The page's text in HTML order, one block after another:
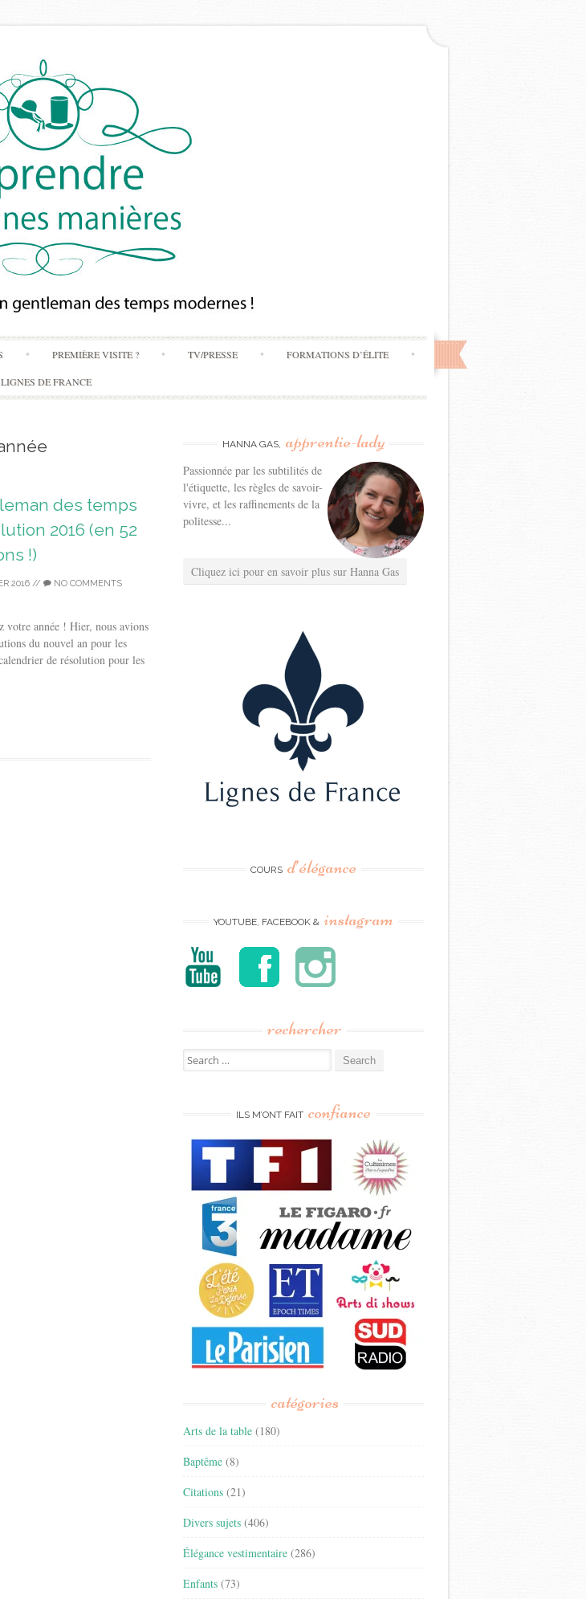
Skip
to
content
PREMIÈRE VISITE ? TV/PRESSE FORMATIONS D’ÉLITE
LIGNES DE FRANCE
des temps
2016 (en 52
!)
2016 // NO COMMENTS
votre année ! Hier, nous avions
du nouvel an pour les
de résolution pour les
HANNA GAS, apprentie-lady
Passionnée par les subtilités de
l'étiquette, les règles de savoir-
vivre, et les raffinements de la
politesse...
Cliquez ici pour en savoir plus sur Hanna Gas
COURS d’élégance
YOUTUBE, FACEBOOK & instagram
rechercher
Search
for:
ILS M’ONT FAIT confiance
catégories
Arts de la table (180)
Baptême (8)
Citations (21)
Divers sujets (406)
Élégance vestimentaire (286)
Enfants (73)